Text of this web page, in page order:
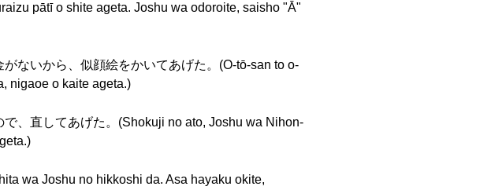
pātī o shite ageta. Joshu wa odoroite, saisho "Ā"
ないから、似顔絵をかいてあげた。(O-tō-san to o-
nigaoe o kaite ageta.)
、直してあげた。(Shokuji no ato, Joshu wa Nihon-
wa Joshu no hikkoshi da. Asa hayaku okite,